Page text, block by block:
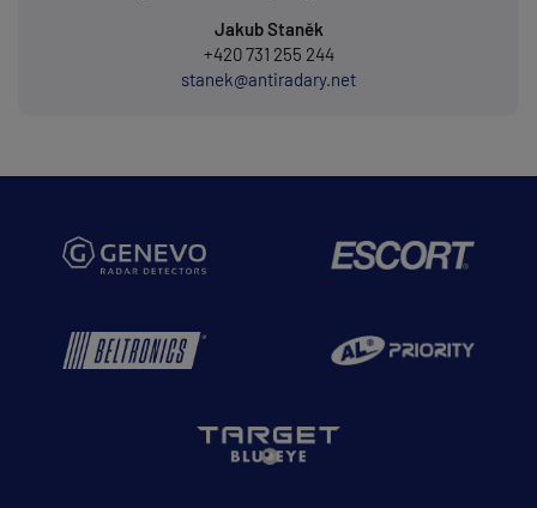
Jakub Staněk
+420 731 255 244
stanek@antiradary.net